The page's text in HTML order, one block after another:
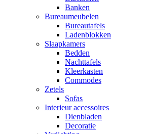
Banken
Bureaumeubelen
Bureautafels
Ladenblokken
Slaapkamers
Bedden
Nachttafels
Kleerkasten
Commodes
Zetels
Sofas
Interieur accessoires
Dienbladen
Decoratie